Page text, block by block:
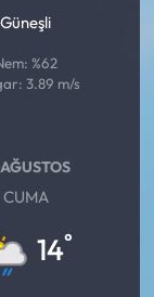
Güneşli
%62
3.89 m/s
CUMA
14°